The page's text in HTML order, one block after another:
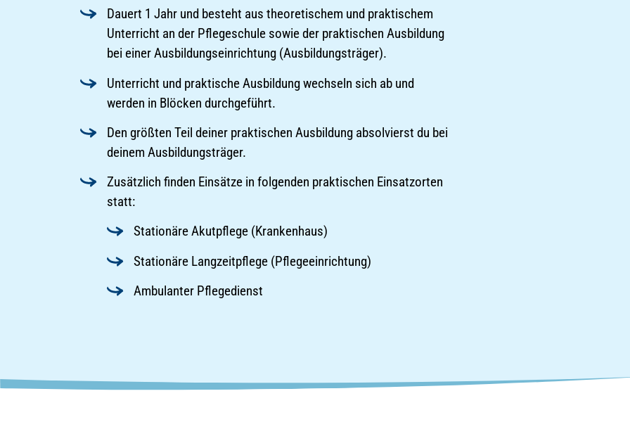
Dauert 1 Jahr und besteht aus theoretischem und praktischem
Unterricht an der Pflegeschule sowie der praktischen Ausbildung
bei einer Ausbildungseinrichtung (Ausbildungsträger).
Unterricht und praktische Ausbildung wechseln sich ab und
werden in Blöcken durchgeführt.
Den größten Teil deiner praktischen Ausbildung absolvierst du bei
deinem Ausbildungsträger.
Zusätzlich finden Einsätze in folgenden praktischen Einsatzorten
statt:
Stationäre Akutpflege (Krankenhaus)
Stationäre Langzeitpflege (Pflegeeinrichtung)
Ambulanter Pflegedienst